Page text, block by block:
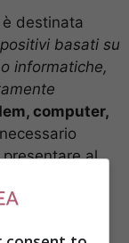
destinata
basati su
informatiche,
computer,
al
con